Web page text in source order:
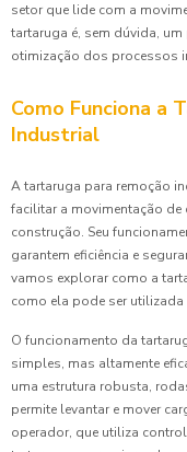
setor que lide com a
tartaruga é, sem dúvida,
otimização dos processos
Como Funciona a
Industrial
A tartaruga para remoção
facilitar a movimentação
construção. Seu
garantem eficiência e
vamos explorar como a
como ela pode ser
O funcionamento da
simples, mas altamente
uma estrutura robusta,
permite levantar e mover
operador, que utiliza